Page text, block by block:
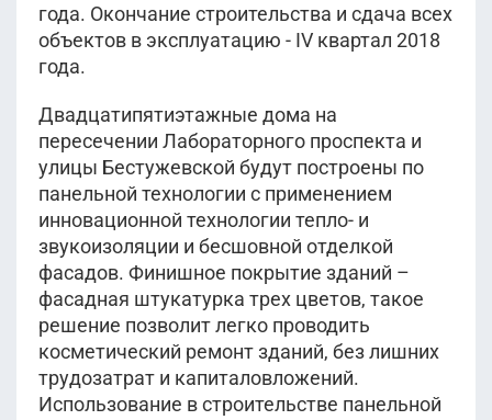
года. Окончание строительства и сдача всех
объектов в эксплуатацию - IV квартал 2018
года.
Двадцатипятиэтажные дома на
пересечении Лабораторного проспекта и
улицы Бестужевской будут построены по
панельной технологии с применением
инновационной технологии тепло- и
звукоизоляции и бесшовной отделкой
фасадов. Финишное покрытие зданий –
фасадная штукатурка трех цветов, такое
решение позволит легко проводить
косметический ремонт зданий, без лишних
трудозатрат и капиталовложений.
Использование в строительстве панельной